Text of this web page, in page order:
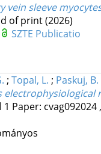
vein sleeve
of print(2026)
SZTE Publicatio
; Topal, L. ; Paskuj, B.
1 Paper: cvag092024